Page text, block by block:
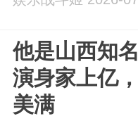
他是山西知
演身家上亿
美满